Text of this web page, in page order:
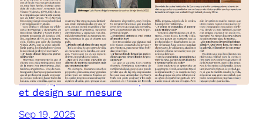
DOCA, présente dans Expansión : exclusivité
et design sur mesure
Sep 19, 2025